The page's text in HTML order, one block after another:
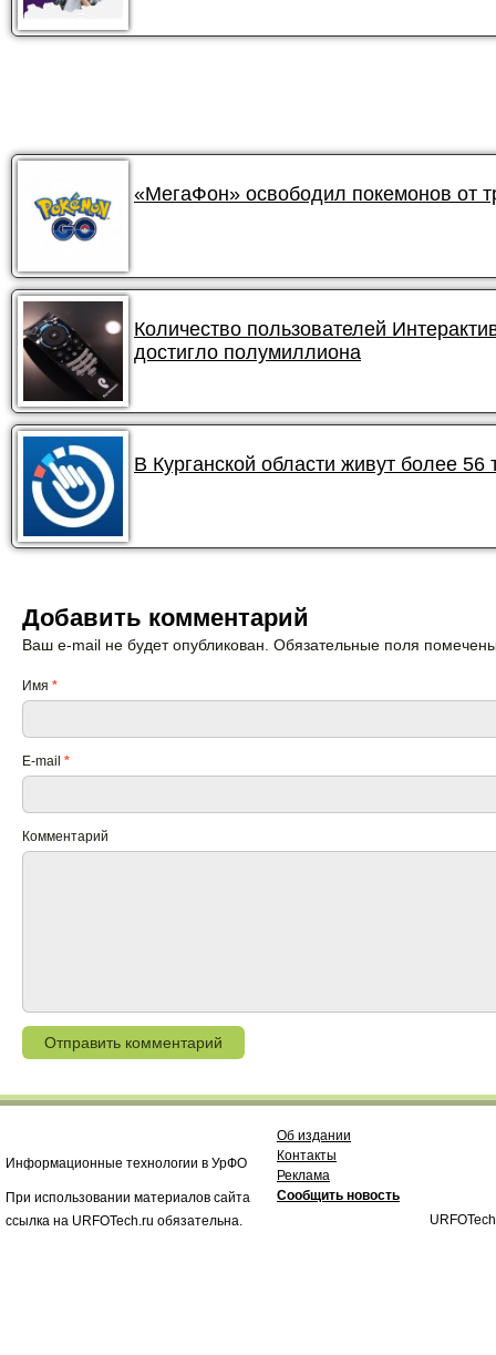
«МегаФон» освободил покемонов от
Количество пользователей
достигло полумиллиона
В Курганской области живут более
Добавить комментарий
Ваш e-mail не будет опубликован. Обязательные поля
Имя *
E-mail *
Комментарий
Информационные технологии в УрФО
При использовании материалов сайта
ссылка на URFOTech.ru обязательна.
Об издании
Контакты
Реклама
Сообщить новость